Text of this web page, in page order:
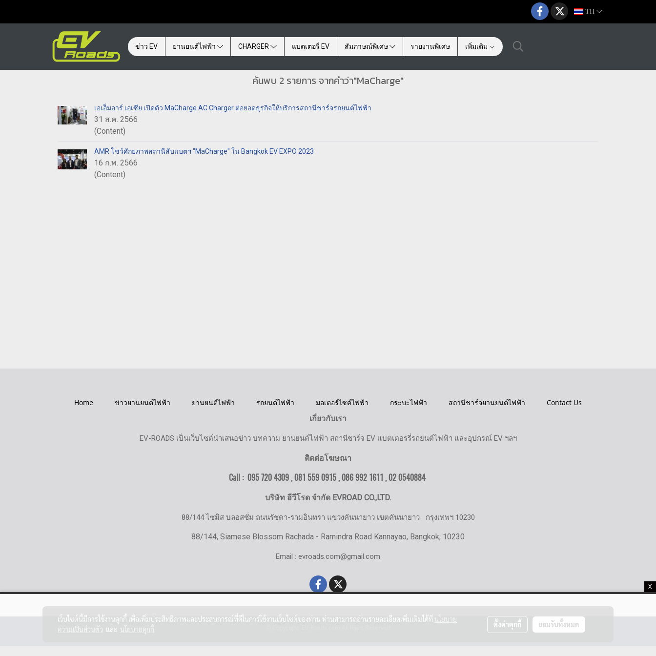
X
TH
ข่าว EV ยานยนต์ไฟฟ้า CHARGER แบตเตอรี่ EV สัมภาษณ์พิเศษ รายงานพิเศษ เพิ่มเติม
ค้นพบ 2 รายการ จากคำว่า"MaCharge"
เอเอ็มอาร์ เอเซีย เปิดตัว MaCharge AC Charger ต่อยอดธุรกิจให้บริการสถานีชาร์จรถยนต์ไฟฟ้า
31 ส.ค. 2566
(Content)
AMR โชว์ศักยภาพสถานีสับแบตฯ "MaCharge" ใน Bangkok EV EXPO 2023
16 ก.พ. 2566
(Content)
Home ข่าวยานยนต์ไฟฟ้า ยานยนต์ไฟฟ้า รถยนต์ไฟฟ้า มอเตอร์ไซค์ไฟฟ้า กระบะไฟฟ้า สถานีชาร์จยานยนต์ไฟฟ้า
Contact Us
เกี่ยวกับเรา
EV-ROADS เป็นเว็บไซต์นำเสนอข่าว บทความ ยานยนต์ไฟฟ้า สถานีชาร์จ EV แบตเตอรรี่รถยนต์ไฟฟ้า และอุปกรณ์ EV ฯลฯ
ติดต่อโฆษณา
Call : 095 720 4309 , 081 559 0915 , 086 992 1611 ,02 0540884
บริษัท อีวีโรด จำกัด EVROAD CO.,LTD.
88/144 ไซมิส บลอสซั่ม ถนนรัชดา-รามอินทรา แขวงคันนายาว เขตคันนายาว กรุงเทพฯ 10230
88/144, Siamese Blossom Rachada - Ramindra Road Kannayao, Bangkok, 10230
Email : evroads.com@gmail.com
เว็บไซต์นี้มีการใช้งานคุกกี้ เพื่อเพิ่มประสิทธิภาพและประสบการณ์ที่ดีในการใช้งานเว็บไซต์ของท่าน ท่านสามารถอ่านรายละเอียดเพิ่มเติมได้ที่ นโยบาย
ความเป็นส่วนตัว และ นโยบายคุกกี้
ตั้งค่าคุกกี้ ยอมรับทั้งหมด